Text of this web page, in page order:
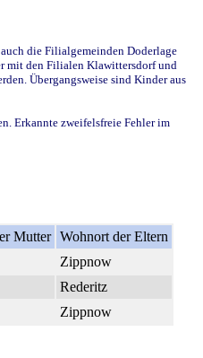
die Filialgemeinden Doderlage
mit den Filialen Klawittersdorf und
Übergangsweise sind Kinder aus
Erkannte zweifelsfreie Fehler im
Mutter Wohnort der Eltern
Zippnow
Rederitz
Zippnow